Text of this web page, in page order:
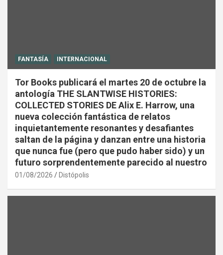
FANTASÍA INTERNACIONAL
Tor Books publicará el martes 20 de octubre la
antología THE SLANTWISE HISTORIES:
COLLECTED STORIES DE Alix E. Harrow, una
nueva colección fantástica de relatos
inquietantemente resonantes y desafiantes
saltan de la página y danzan entre una historia
que nunca fue (pero que pudo haber sido) y un
futuro sorprendentemente parecido al nuestro
01/08/2026 Distópolis